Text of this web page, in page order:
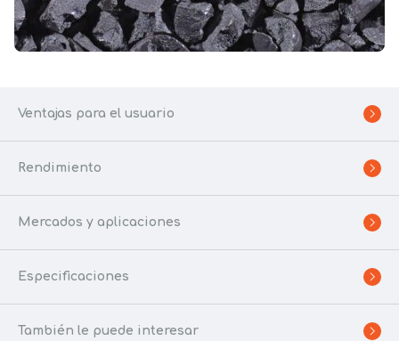
Ventajas para el usuario
Rendimiento
Mercados y aplicaciones
Especificaciones
También le puede interesar